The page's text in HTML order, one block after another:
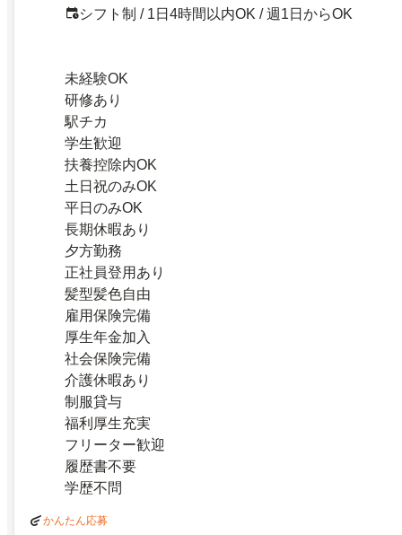
シフト制 / 1日4時間以内OK / 週1日からOK
未経験OK
研修あり
駅チカ
学生歓迎
扶養控除内OK
土日祝のみOK
平日のみOK
長期休暇あり
夕方勤務
正社員登用あり
髪型髪色自由
雇用保険完備
厚生年金加入
社会保険完備
介護休暇あり
制服貸与
福利厚生充実
フリーター歓迎
履歴書不要
学歴不問
かんたん応募